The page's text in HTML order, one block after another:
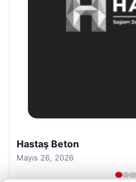
Prenses Night Club
Nisan 29, 2026